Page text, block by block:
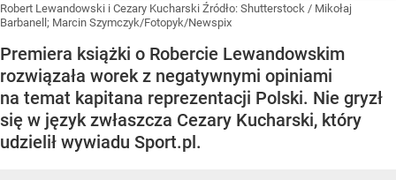
Robert Lewandowski i Cezary Kucharski Źródło: Shutterstock / Mikołaj
Barbanell; Marcin Szymczyk/Fotopyk/Newspix
Premiera książki o Robercie Lewandowskim
rozwiązała worek z negatywnymi opiniami
na temat kapitana reprezentacji Polski. Nie gryzł
się w język zwłaszcza Cezary Kucharski, który
udzielił wywiadu Sport.pl.